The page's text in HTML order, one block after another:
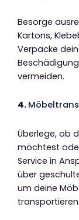
Besorge
Kartons,
Verpacke
vermeiden.
4.
Überlege, ob
möchtest
Service in
über
um deine
transportieren.